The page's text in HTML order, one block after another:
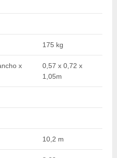
175 kg
x
0,57 x 0,72 x
1,05m
10,2 m